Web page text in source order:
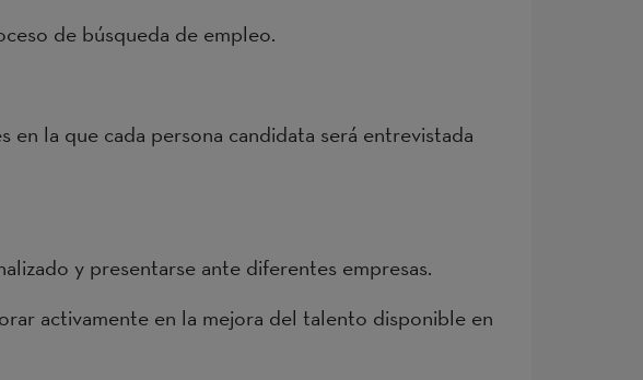
de búsqueda de empleo.
en la que cada persona candidata será entrevistada
y presentarse ante diferentes empresas.
activamente en la mejora del talento disponible en